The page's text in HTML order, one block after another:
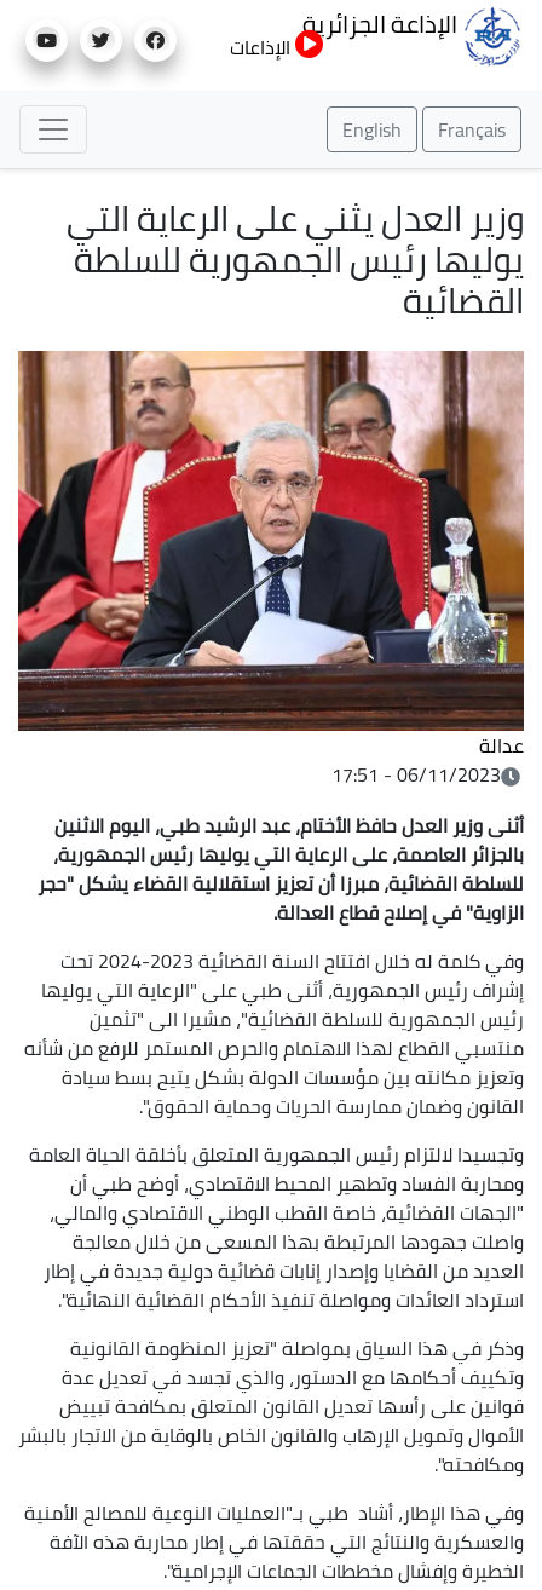
إلى
الإذاعة الجزائرية
الإذاعات
Français
English
وزير العدل يثني على الرعاية التي
يوليها رئيس الجمهورية للسلطة
القضائية
عدالة
06/11/2023 - 17:51
أثنى وزير العدل حافظ الأختام، عبد الرشيد طبي، اليوم الاثنين
بالجزائر العاصمة، على الرعاية التي يوليها رئيس الجمهورية،
للسلطة القضائية، مبرزا أن تعزيز استقلالية القضاء يشكل "حجر
الزاوية" في إصلاح قطاع العدالة.
وفي كلمة له خلال افتتاح السنة القضائية 2023-2024 تحت
إشراف رئيس الجمهورية، أثنى طبي على "الرعاية التي يوليها
رئيس الجمهورية للسلطة القضائية"، مشيرا الى "تثمين
منتسبي القطاع لهذا الاهتمام والحرص المستمر للرفع من شأنه
وتعزيز مكانته بين مؤسسات الدولة بشكل يتيح بسط سيادة
القانون وضمان ممارسة الحريات وحماية الحقوق".
وتجسيدا لالتزام رئيس الجمهورية المتعلق بأخلقة الحياة العامة
ومحاربة الفساد وتطهير المحيط الاقتصادي، أوضح طبي أن
"الجهات القضائية، خاصة القطب الوطني الاقتصادي والمالي،
واصلت جهودها المرتبطة بهذا المسعى من خلال معالجة
العديد من القضايا وإصدار إنابات قضائية دولية جديدة في إطار
استرداد العائدات ومواصلة تنفيذ الأحكام القضائية النهائية".
وذكر في هذا السياق بمواصلة "تعزيز المنظومة القانونية
وتكييف أحكامها مع الدستور، والذي تجسد في تعديل عدة
قوانين على رأسها تعديل القانون المتعلق بمكافحة تبييض
الأموال وتمويل الإرهاب والقانون الخاص بالوقاية من الاتجار بالبشر
ومكافحته".
وفي هذا الإطار، أشاد طبي بـ"العمليات النوعية للمصالح الأمنية
والعسكرية والنتائج التي حققتها في إطار محاربة هذه الآفة
الخطيرة وإفشال مخططات الجماعات الإجرامية".